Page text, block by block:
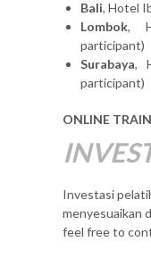
Bali, Hotel
Lombok,
participant)
Surabaya,
participant)
ONLINE
Investasi
menyesuaikan
feel free to